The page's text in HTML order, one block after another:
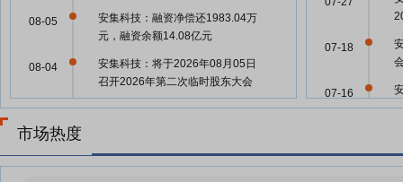
安集科技：融资净偿还1983.04万
元，融资余额14.08亿元
08-05
安集科技：将于2026年08月05日
召开2026年第二次临时股东大会
08-04
安集科技：融资净偿还4891.62万
安集科技：融资净买入711.22万
07-31
07-18
07-16
市场热度